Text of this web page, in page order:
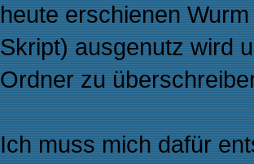
heute erschienen
Skript) ausgenutz wird
Ordner zu
Ich muss mich dafür